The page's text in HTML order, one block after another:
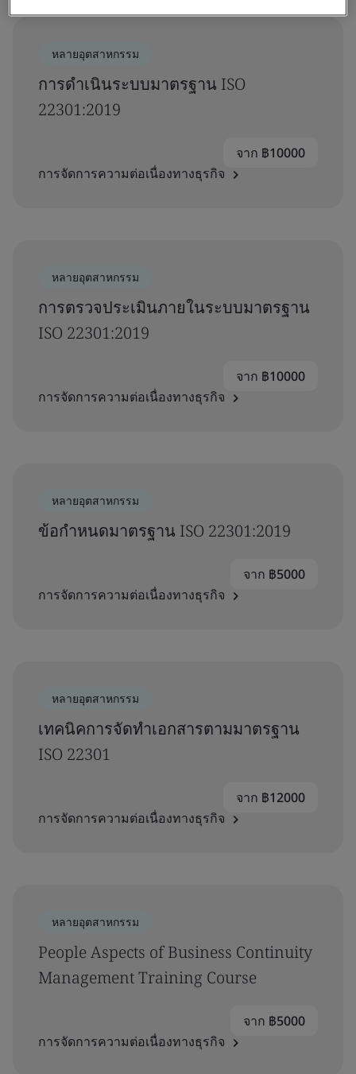
หลายอุตสาหกรรม
การดำเนินระบบมาตรฐาน ISO
22301:2019
การจัดการความต่อเนื่องทางธุรกิจ
จาก ฿10000
หลายอุตสาหกรรม
การตรวจประเมินภายในระบบมาตรฐาน
ISO 22301:2019
การจัดการความต่อเนื่องทางธุรกิจ
จาก ฿10000
หลายอุตสาหกรรม
ข้อกำหนดมาตรฐาน ISO 22301:2019
การจัดการความต่อเนื่องทางธุรกิจ
จาก ฿5000
หลายอุตสาหกรรม
เทคนิคการจัดทำเอกสารตามมาตรฐาน
ISO 22301
การจัดการความต่อเนื่องทางธุรกิจ
จาก ฿12000
หลายอุตสาหกรรม
People Aspects of Business Continuity
Management Training Course
การจัดการความต่อเนื่องทางธุรกิจ
จาก ฿5000